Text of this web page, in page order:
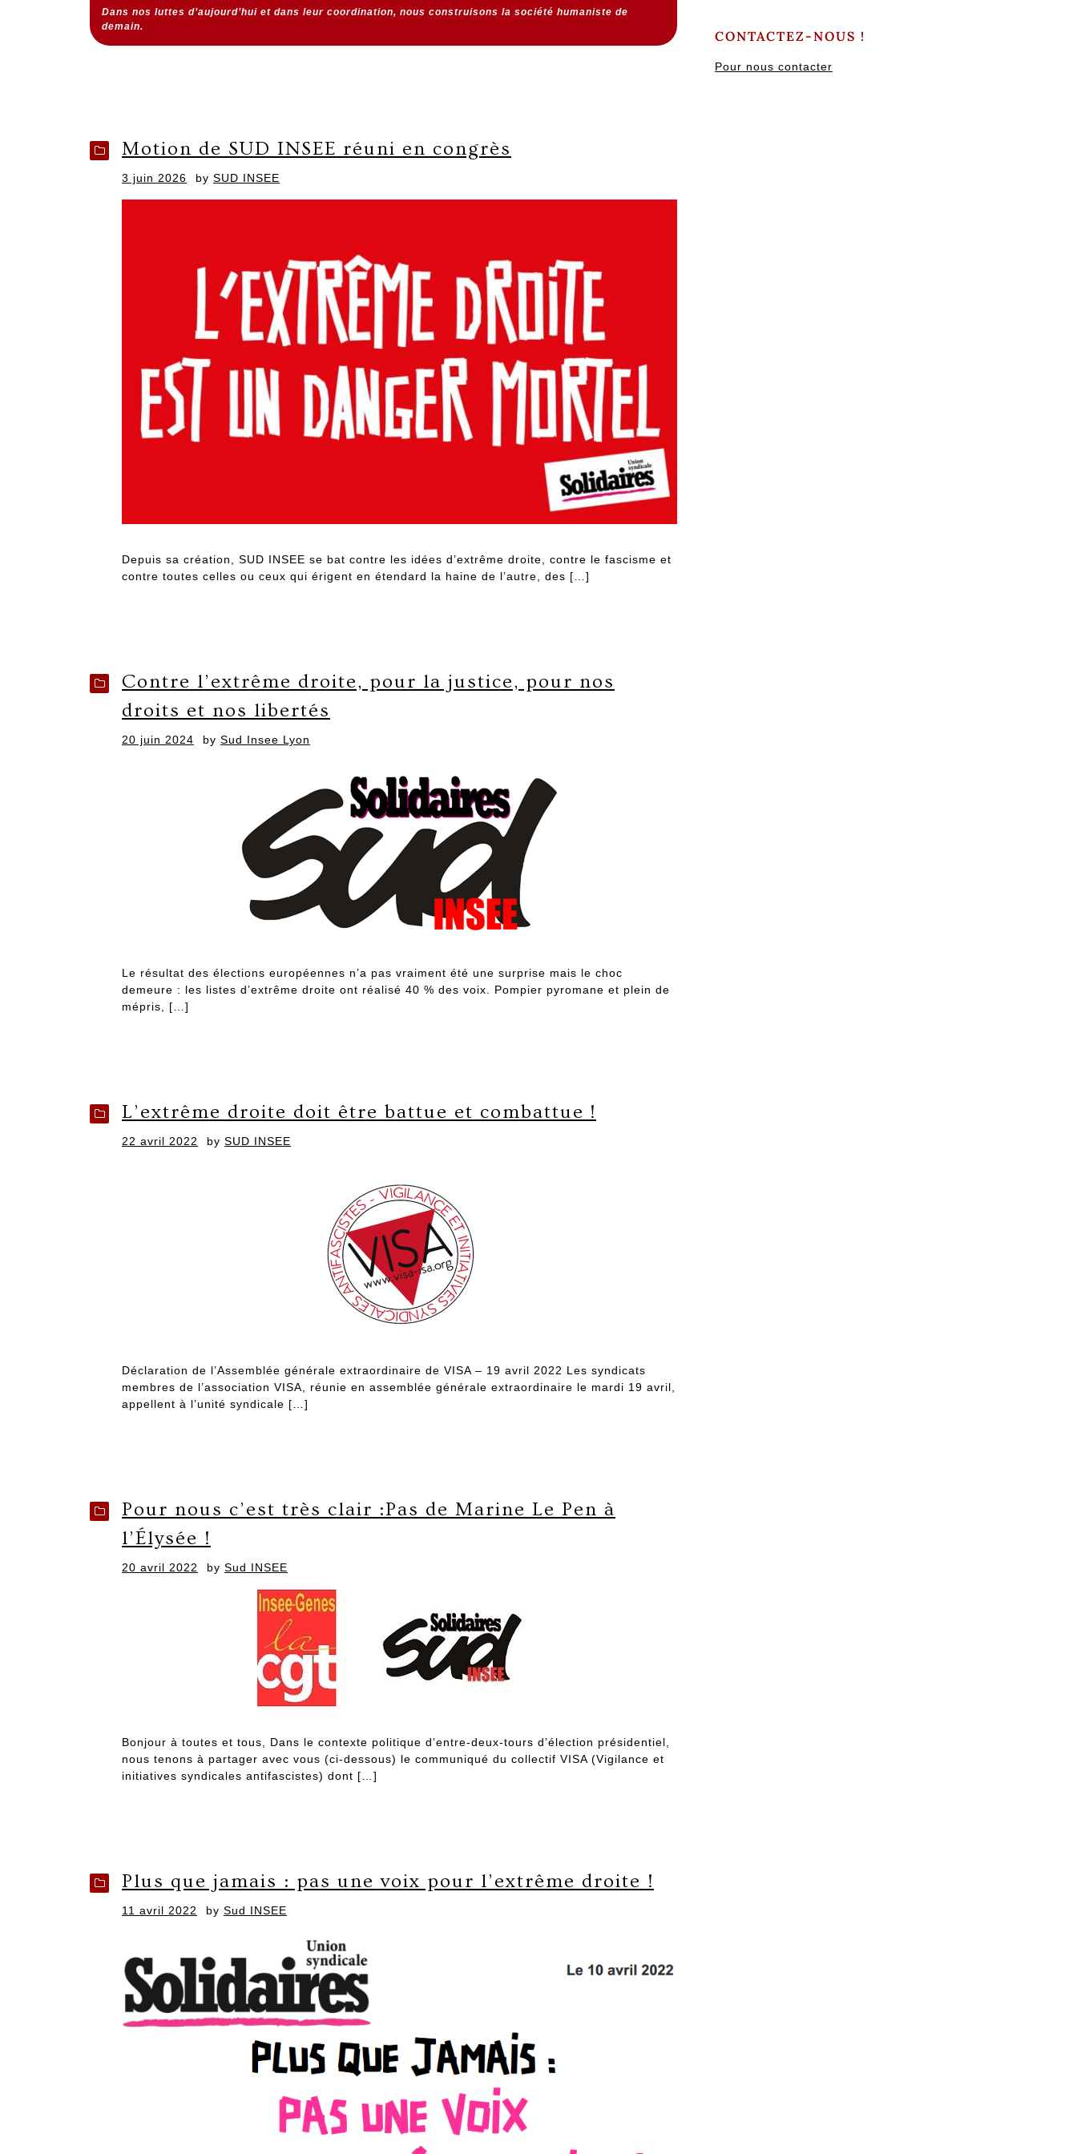
Dans nos luttes d’aujourd’hui et dans leur coordination, nous construisons la société humaniste de
demain.
Motion de SUD INSEE réuni en congrès
Posted
3 juin 2026 by SUD INSEE
Depuis sa création, SUD INSEE se bat contre les idées d’extrême droite, contre le fascisme et
contre toutes celles ou ceux qui érigent en étendard la haine de l’autre, des […]
Contre l’extrême droite, pour la justice, pour nos
droits et nos libertés
Posted
20 juin 2024 by Sud Insee Lyon
Le résultat des élections européennes n’a pas vraiment été une surprise mais le choc
demeure : les listes d’extrême droite ont réalisé 40 % des voix. Pompier pyromane et plein de
mépris, […]
L’extrême droite doit être battue et combattue !
Posted
22 avril 2022 by SUD INSEE
Déclaration de l’Assemblée générale extraordinaire de VISA – 19 avril 2022 Les syndicats
membres de l’association VISA, réunie en assemblée générale extraordinaire le mardi 19 avril,
appellent à l’unité syndicale […]
Pour nous c’est très clair :Pas de Marine Le Pen à
l’Élysée !
Posted
20 avril 2022 by Sud INSEE
Bonjour à toutes et tous, Dans le contexte politique d’entre-deux-tours d’élection présidentiel,
nous tenons à partager avec vous (ci-dessous) le communiqué du collectif VISA (Vigilance et
initiatives syndicales antifascistes) dont […]
Plus que jamais : pas une voix pour l’extrême droite !
Posted
11 avril 2022 by Sud INSEE
CONTACTEZ-NOUS !
Pour nous contacter